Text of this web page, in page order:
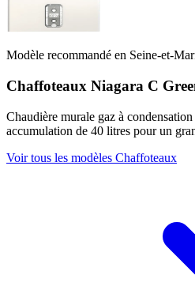
Modèle recommandé en Seine-et-
Chaffoteaux Niagara C
Chaudière murale gaz à
accumulation de 40 litres pour un
Voir tous les modèles Chaffoteaux